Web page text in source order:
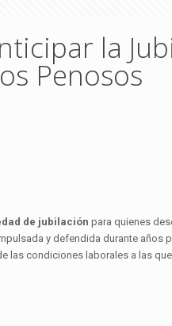
la
Penosos
de jubilación para quienes
y defendida durante años
las condiciones laborales a las